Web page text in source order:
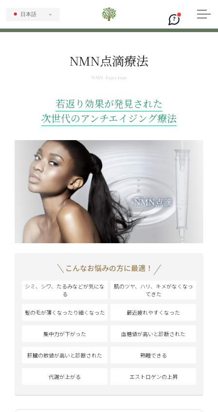
日本語
NMN点滴療法
若返り効果が発見された
次世代のアンチエイジング療法
こんなお悩みの方に最適！
シミ、シワ、たるみなどが気にな
る
肌のツヤ、ハリ、キメがなくなっ
てきた
髪の毛が薄くなったり細くなった 最近疲れやすくなった
集中力が下がった 血糖値が高いと診断された
肝臓の数値が高いと診断された 熟睡できる
代謝が上がる エストロゲンの上昇
?